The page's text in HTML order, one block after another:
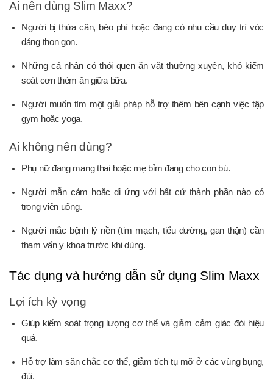
Ai nên dùng Slim Maxx?
Người bị thừa cân, béo phì hoặc đang có nhu cầu duy trì vóc
dáng thon gọn.
Những cá nhân có thói quen ăn vặt thường xuyên, khó kiểm
soát cơn thèm ăn giữa bữa.
Người muốn tìm một giải pháp hỗ trợ thêm bên cạnh việc tập
gym hoặc yoga.
Ai không nên dùng?
Phụ nữ đang mang thai hoặc mẹ bỉm đang cho con bú.
Người mẫn cảm hoặc dị ứng với bất cứ thành phần nào có
trong viên uống.
Người mắc bệnh lý nền (tim mạch, tiểu đường, gan thận) cần
tham vấn y khoa trước khi dùng.
Tác dụng và hướng dẫn sử dụng Slim Maxx
Lợi ích kỳ vọng
Giúp kiểm soát trọng lượng cơ thể và giảm cảm giác đói hiệu
quả.
Hỗ trợ làm săn chắc cơ thể, giảm tích tụ mỡ ở các vùng bụng,
đùi.